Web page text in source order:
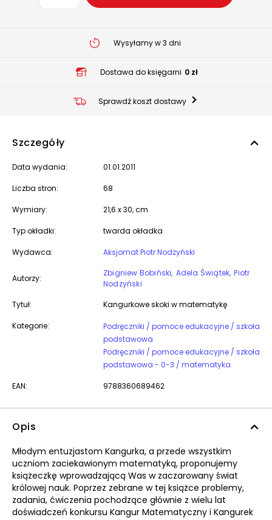
Wysyłamy w 3 dni
Dostawa do księgarni 0 zł
Sprawdź koszt dostawy
Szczegóły
Data wydania: 01.01.2011
Liczba stron: 68
Wymiary: 21,6 x 30, cm
Typ okładki: twarda okładka
Wydawca: Aksjomat Piotr Nodzyński
Autorzy:
Zbigniew Bobiński Adela Świątek Piotr
Nodzyński
Tytuł:
Kangurkowe skoki w matematykę
Kategorie:
Podręczniki / pomoce edukacyjne / szkoła
podstawowa
Podręczniki / pomoce edukacyjne / szkoła
podstawowa - 0-3 / matematyka
EAN: 9788360689462
Opis
Młodym entuzjastom Kangurka, a przede wszystkim
uczniom zaciekawionym matematyką, proponujemy
książeczkę wprowadzającą Was w zaczarowany świat
królowej nauk. Poprzez zebrane w tej książce problemy,
zadania, ćwiczenia pochodzące głównie z wielu lat
doświadczeń konkursu Kangur Matematyczny i Kangurek